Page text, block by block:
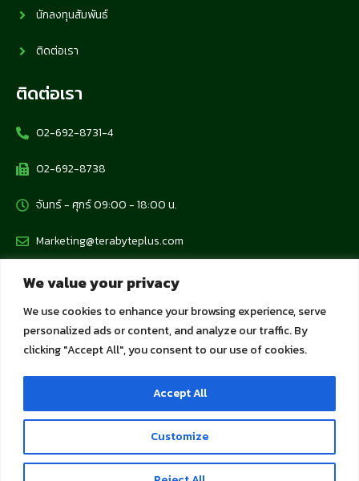
We value your privacy
We use cookies to enhance your browsing experience, serve
personalized ads or content, and analyze our traffic. By
clicking "Accept All", you consent to our use of cookies.
Customize
Accept All
นักลงทุนสัมพันธ์
ติดต่อเรา
ติดต่อเรา
02-692-8731-4
02-692-8738
จันทร์ - ศุกร์ 09:00 - 18:00 น.
Marketing@terabyteplus.com
นโยบายข้อมูลส่วนบุคคล
นโยบายคุ้มครองข้อมูลส่วนบุคคล
นโยบายความเป็นส่วนตัวสำหรับลูกค้าและพันธมิตร